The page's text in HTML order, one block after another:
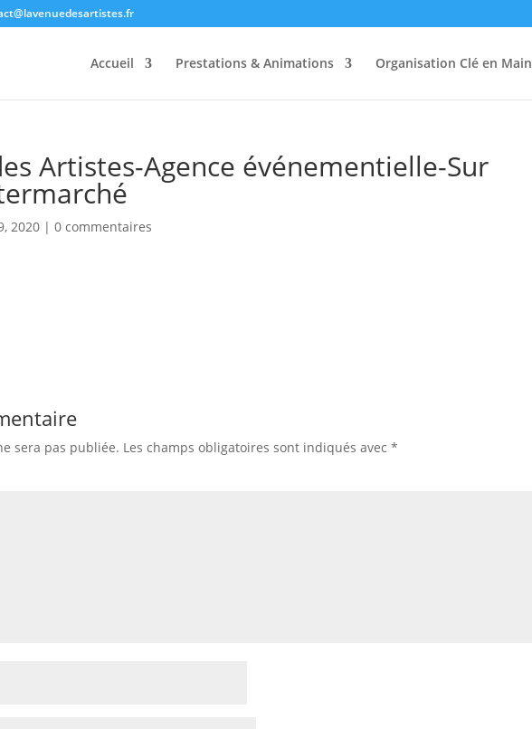
Accueil Prestations & Animations Organisation Clé en Main
Artistes-Agence événementielle-Sur
2020 |0 commentaires
sera pas publiée. Les champs obligatoires sont indiqués avec*